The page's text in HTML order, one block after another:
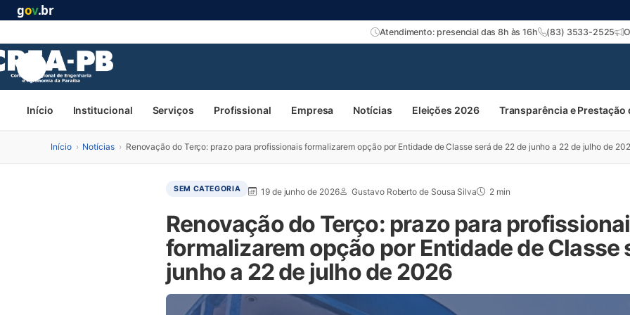
gov.br
Atendimento: presencial das 8h às 16h (83) 3533-2525
Início Institucional Serviços Profissional Empresa Notícias Eleições 2026 Transparência e Prestação
Início › Notícias › Renovação do Terço: prazo para profissionais formalizarem opção por Entidade de Classe será de 22 de junho a 22 de julho de
SEM CATEGORIA 19 de junho de 2026 Gustavo Roberto de Sousa Silva 2 min
Renovação do Terço: prazo para
formalizarem opção por Entidade de Classe
junho a 22 de julho de 2026